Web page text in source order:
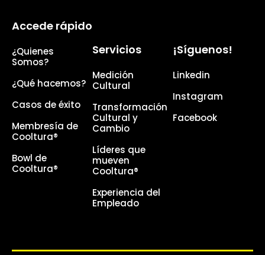
Accede rápido
¿Quienes
Somos?
¿Qué hacemos?
Casos de éxito
Membresía de
Cooltura®
Bowl de
Cooltura®
Servicios
Medición
Cultural
Transformación
Cultural y
Cambio
Líderes que
mueven
Cooltura®
Experiencia del
Empleado
¡Síguenos!
Linkedin
Instagram
Facebook